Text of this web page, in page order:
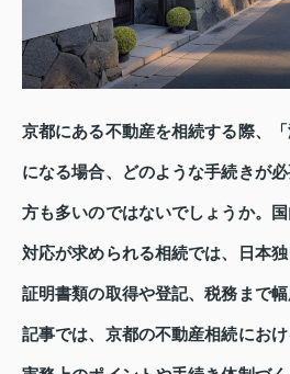
京都にある不動産を相続する際、
になる場合、どのような手続きが
方も多いのではないでしょうか。
対応が求められる相続では、日本
証明書類の取得や登記、税務まで
記事では、京都の不動産相続におけ